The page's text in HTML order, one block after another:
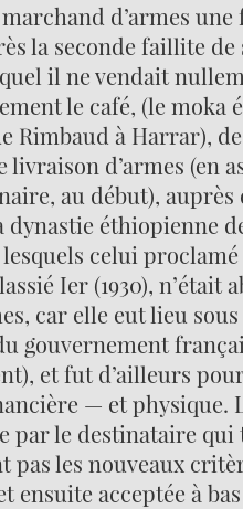
d’armes une
la seconde faillite
il ne vendait
le café, (le moka
Rimbaud à Harrar),
livraison d’armes (en
au début), auprès
dynastie éthiopienne
celui proclamé
Ier (1930), n’était
car elle eut lieu
gouvernement
et fut d’ailleurs
— et physique.
par le destinataire qui
pas les nouveaux
ensuite acceptée à